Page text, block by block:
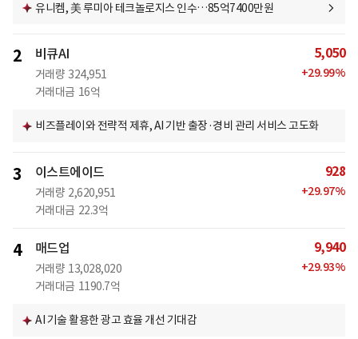
유니켐, 美 루미아 테크놀로지스 인수…85억7400만원
2 비큐AI
거래량 324,951
거래대금 16억
5,050
+29.99%
비즈플레이와 전략적 제휴, AI 기반 출장·경비 관리 서비스 고도화
3 이스트에이드
거래량 2,620,951
거래대금 22.3억
928
+29.97%
4 매드업
거래량 13,028,020
거래대금 1190.7억
9,940
+29.93%
AI 기술 활용한 광고 효율 개선 기대감